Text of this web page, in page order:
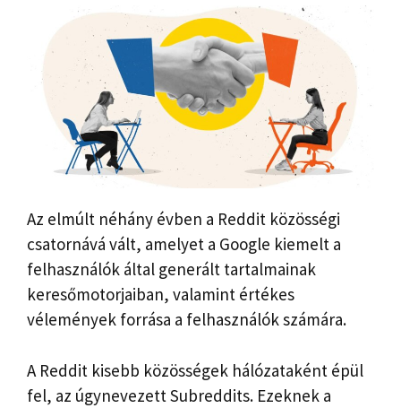
Az elmúlt néhány évben a Reddit közösségi
csatornává vált, amelyet a Google kiemelt a
felhasználók által generált tartalmainak
keresőmotorjaiban, valamint értékes
vélemények forrása a felhasználók számára.
A Reddit kisebb közösségek hálózataként épül
fel, az úgynevezett Subreddits. Ezeknek a